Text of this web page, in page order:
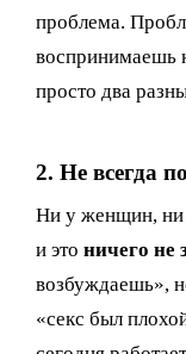
проблема.
воспринимаешь
просто два
2. Не всегда
Ни у женщин, ни
и этоничего не
возбуждаешь»,
«секс был